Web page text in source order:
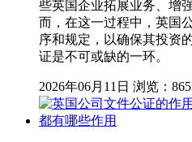
些英国企业拓展业务、增
而，在这一过程中，英国
序和规定，以确保其投资
证是不可或缺的一环。
2026年06月11日 浏览：865